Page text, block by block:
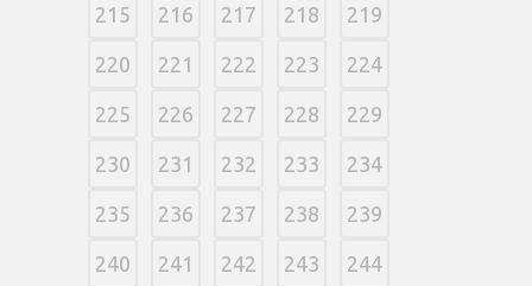
215 216 217 218 219
220 221 222 223 224
225 226 227 228 229
230 231 232 233 234
235 236 237 238 239
240 241 242 243 244